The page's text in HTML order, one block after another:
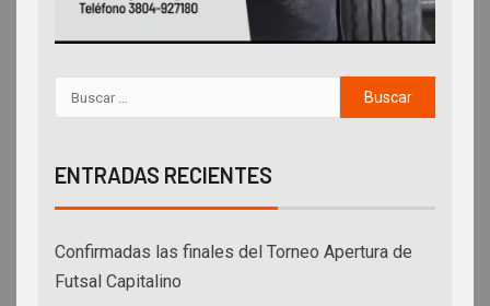
ENTRADAS RECIENTES
Confirmadas las finales del Torneo Apertura de
Futsal Capitalino